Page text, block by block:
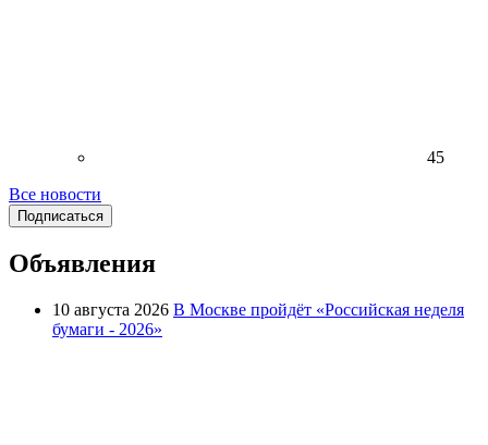
45
Все новости
Подписаться
Объявления
10 августа 2026 В Москве пройдёт «Российская неделя
бумаги - 2026»